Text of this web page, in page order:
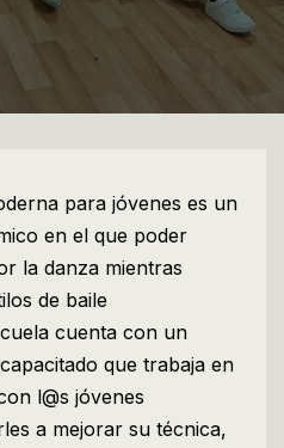
para jóvenes es un
en el que poder
la danza mientras
de baile
cuenta con un
que trabaja en
l@s jóvenes
a mejorar su técnica,